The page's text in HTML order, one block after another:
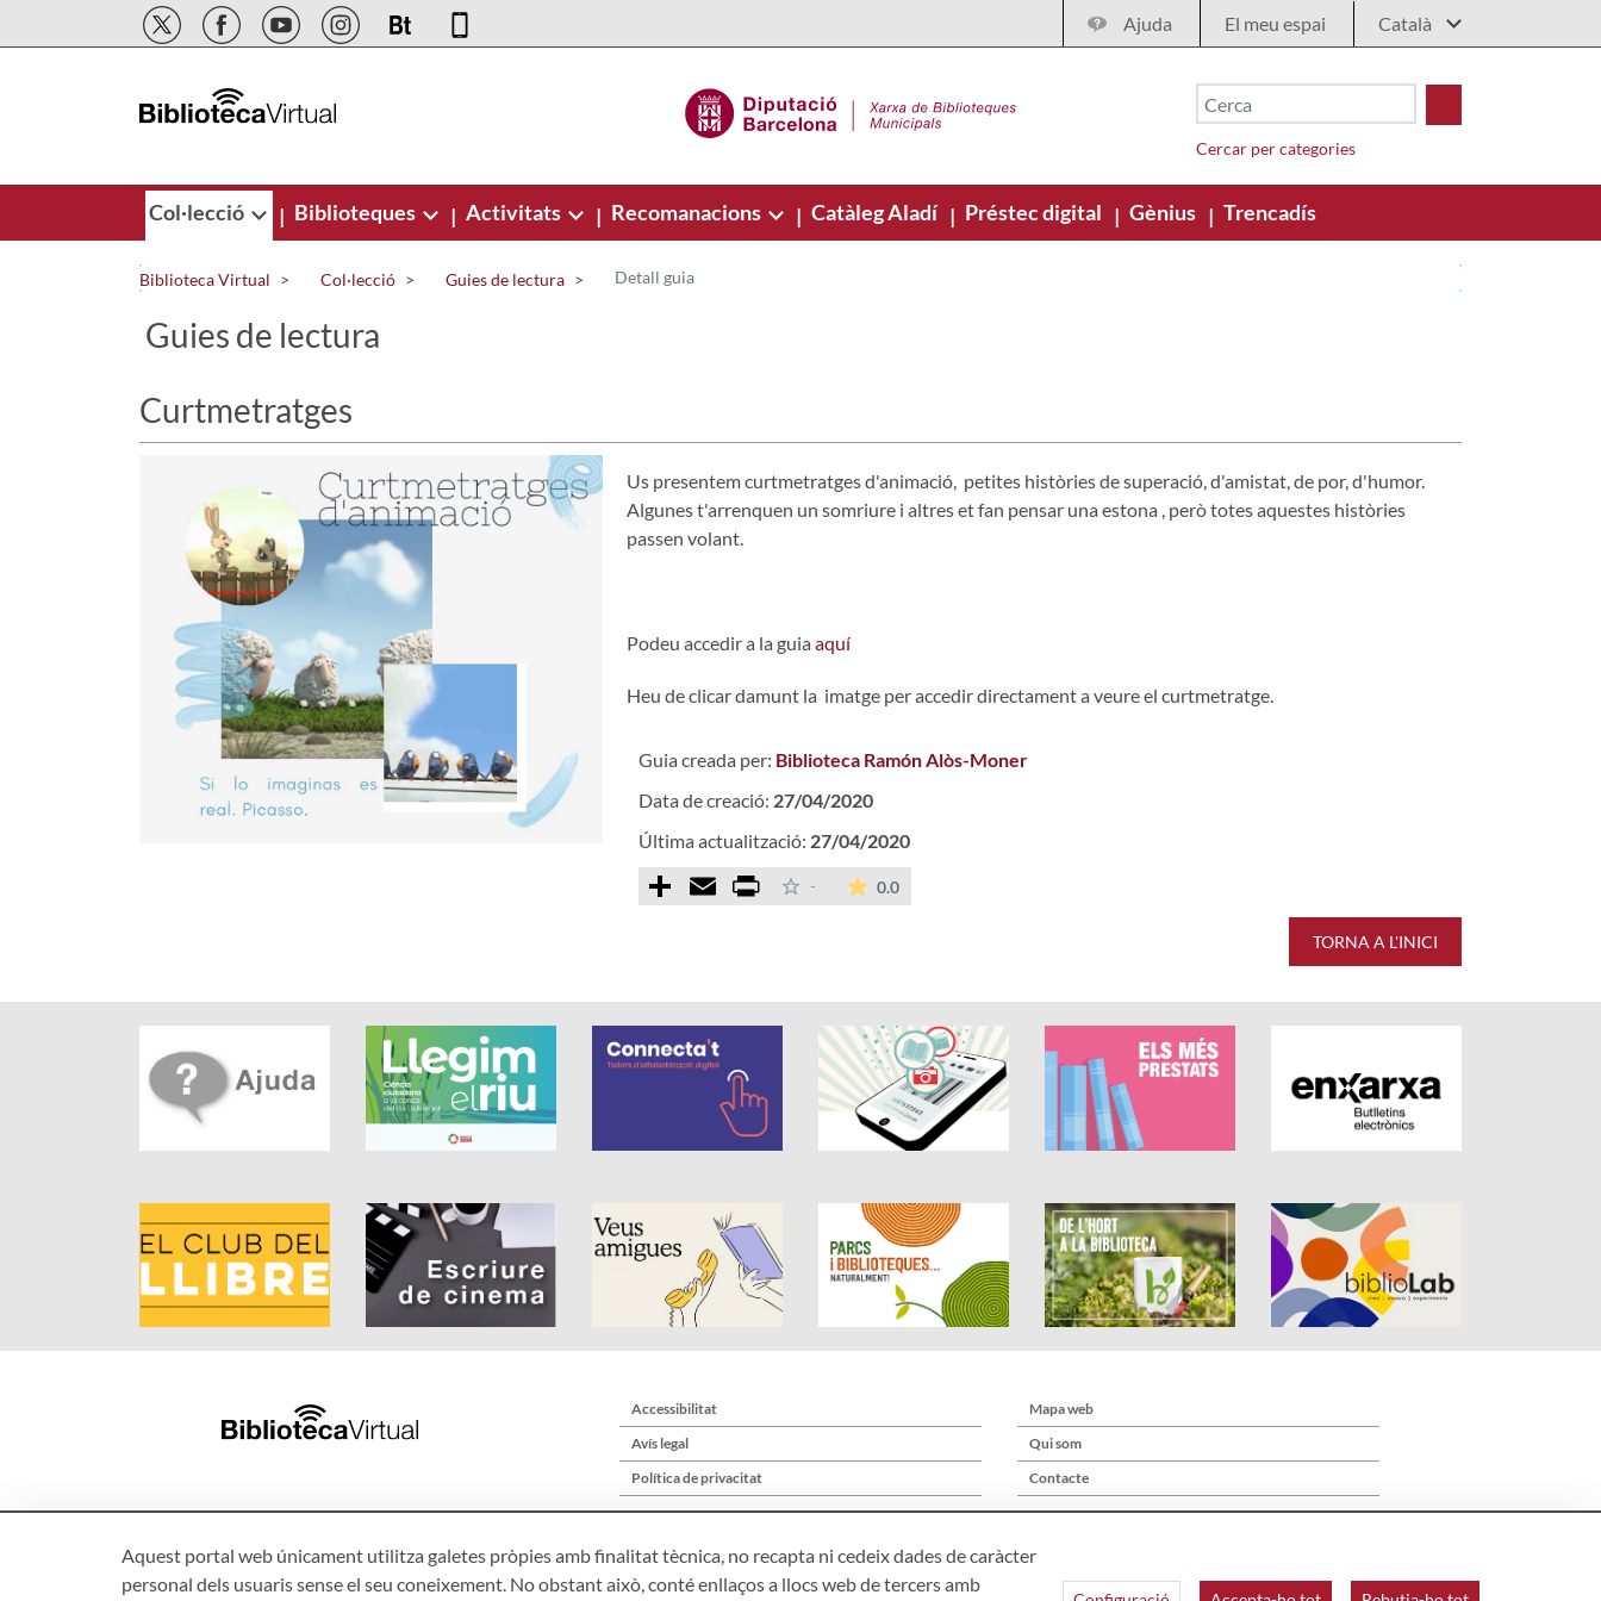
Salta al contingut principal Ajuda El meu espai
Cercar per categories
Col·lecció | Biblioteques | Activitats | Recomanacions | Catàleg Aladí | Préstec digital | Gènius | Trencadís
Biblioteca Virtual Col·lecció Guies de lectura Detall guia
Guies de lectura
Curtmetratges
Us presentem curtmetratges d'animació, petites històries de superació, d'amistat, de por, d'humor.
Algunes t'arrenquen un somriure i altres et fan pensar una estona , però totes aquestes històries
passen volant.
Podeu accedir a la guia aquí
Heu de clicar damunt la imatge per accedir directament a veure el curtmetratge.
Guia creada per: Biblioteca Ramón Alòs-Moner
Data de creació: 27/04/2020
Última actualització: 27/04/2020
Comparteix
Email Print - 0.0La mitjana de les valoracions és de 0 estrelles de 5.
TORNA A L'INICI
Accessibilitat
Avís legal
Política de privacitat
Mapa web
Qui som
Contacte
Aquest portal web únicament utilitza galetes pròpies amb finalitat tècnica, no recapta ni cedeix dades de caràcter
personal dels usuaris sense el seu coneixement. No obstant això, conté enllaços a llocs web de tercers amb